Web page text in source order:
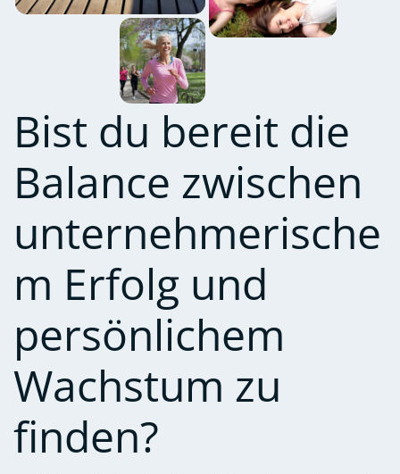
Bist du bereit die
Balance zwischen
unternehmerische
m Erfolg und
persönlichem
Wachstum zu
finden?